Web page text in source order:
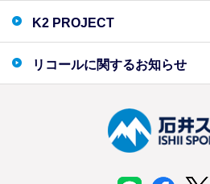
K2 PROJECT
リコールに関するお知らせ